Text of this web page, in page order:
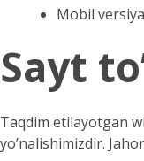
Mobil
Sayt
Taqdim etilayotgan
yo’nalishimizdir.